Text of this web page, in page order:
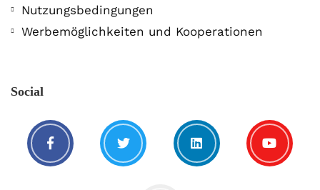
Nutzungsbedingungen
Werbemöglichkeiten und Kooperationen
Social